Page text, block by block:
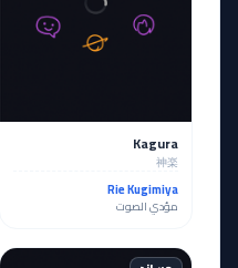
Kagura
神楽
Rie Kugimiya
مؤدي الصوت